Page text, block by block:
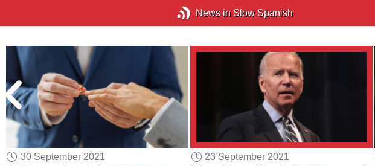
News in Slow Spanish
30 September 2021
23 September 2021